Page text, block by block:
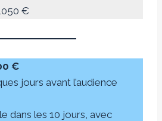
€
€
jours avant l’audience
dans les 10 jours, avec